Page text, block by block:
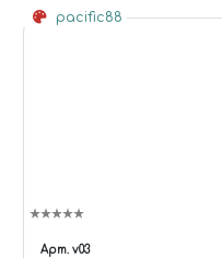
pacific88
Арт. v03